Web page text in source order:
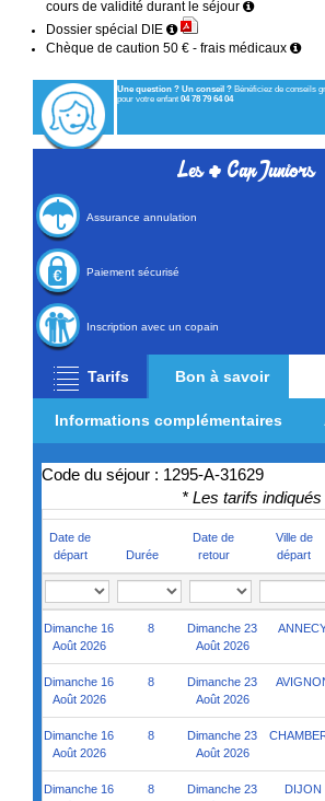
cours de validité durant le séjour
Dossier spécial DIE
Chèque de caution 50 € - frais médicaux
Une question ? Un conseil ? Bénéficiez de conseils
pour votre enfant 04 78 79 64 04
Les+Cap Juniors
Assurance annulation
Paiement sécurisé
Inscription avec un copain
Tarifs Bon à savoir
Informations complémentaires
Code du séjour : 1295-A-31629
* Les tarifs
Date de
départ
Durée
Date de
retour
Ville de
départ
Dimanche 16
Août 2026
8
Dimanche 23
Août 2026
Dimanche 16
Août 2026
8
Dimanche 23
Août 2026
Dimanche 16
Août 2026
8
Dimanche 23
Août 2026
Dimanche 16
8
Dimanche 23
DIJON